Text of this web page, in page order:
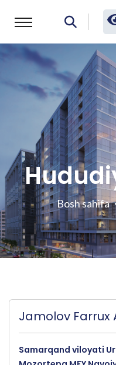
Bosh sahifa
Jamolov Farrux
Samarqand viloyati